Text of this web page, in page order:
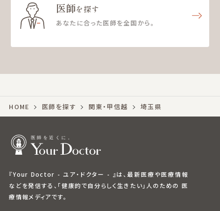
医師を探す
あなたに合った医師を全国から。
HOME 医師を探す 関東・甲信越 埼玉県
『Your Doctor - ユア・ドクター - 』は、最新医療や医療情報
などを発信する、「健康的で自分らしく生きたい」人のための 医
療情報メディアです。